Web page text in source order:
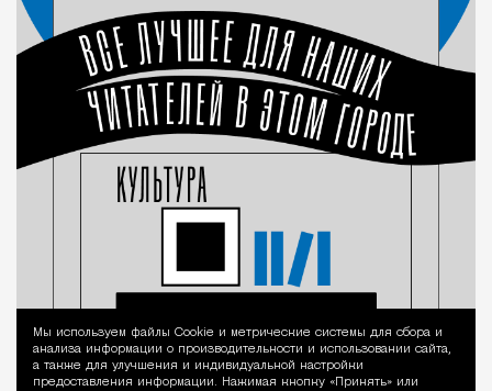
Уведомление
Мы используем файлы Сookie и метрические системы для сбора и
анализа информации о производительности и использовании сайта,
а также для улучшения и индивидуальной настройки
предоставления информации. Нажимая кнопку «Принять» или